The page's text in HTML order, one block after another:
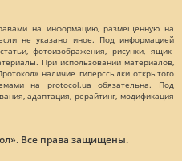
на информацию, размещенную на
не указано иное. Под информацией
фотоизображения, рисунки, ящик-
При использовании материалов,
наличие гиперссылки открытого
на protocol.ua обязательна. Под
адаптация, рерайтинг, модификация
Все права защищены.